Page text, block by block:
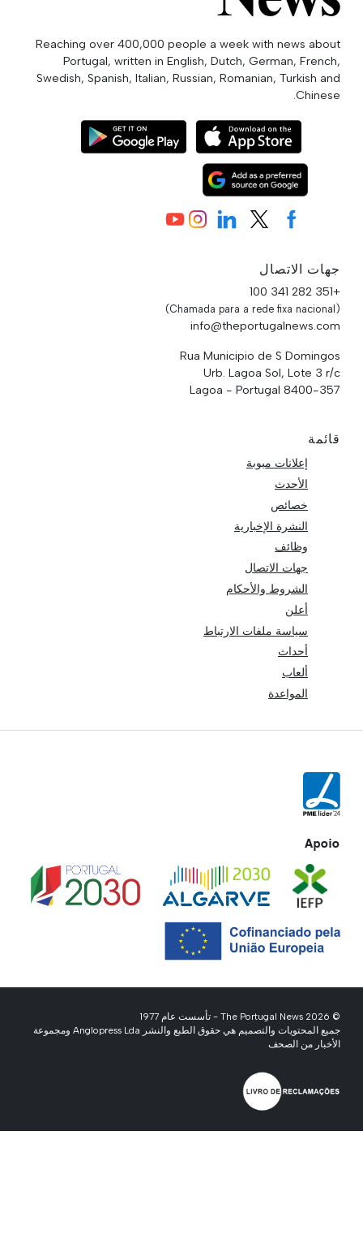
Reaching over 400,000 people a week with news about
Portugal, written in English, Dutch, German, French,
Swedish, Spanish, Italian, Russian, Romanian, Turkish and
Chinese.
جهات الاتصال
+351 282 341 100
(Chamada para a rede fixa nacional)
info@theportugalnews.com
Rua Municipio de S Domingos
Urb. Lagoa Sol, Lote 3 r/c
8400-357 Lagoa - Portugal
قائمة
إعلانات مبوبة
الأحدث
خصائص
النشرة الإخبارية
وظائف
جهات الاتصال
الشروط والأحكام
أعلن
سياسة ملفات الارتباط
أحداث
ألعاب
المواعدة
Apoio
© 2026 The Portugal News - تأسست عام 1977
جميع المحتويات والتصميم هي حقوق الطبع والنشر Anglopress Lda ومجموعة
الأخبار من الصحف